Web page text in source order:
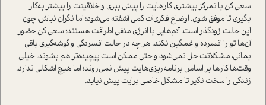
سعی کن با تمرکز بیشتری کارهایت را پیش ببری و خلاقیتت را بیشتر به‌کار
بگیری تا موفق شوی. اوضاع فکری‌ات کمی آشفته می‌شود؛ اما نگران نباش، چون
این حالت زود‌گذر است. آدم‌هایی با انرژی منفی اطرافت هستند؛ سعی کن حضور
آن‌ها تو را افسرده و غمگین نکند. هر چه در حالت افسردگی و گوشه‌گیری باقی
بمانی، مشکلاتت حل نمی‌شود و حتی ممکن است پیچیده‌تر هم بشوند. خیلی
وقت‌ها کارها بر اساس برنامه‌‌ریزی‌هایت پیش نمی‌روند‌؛ اما هیچ اشکالی ندارد.
زندگی را سخت نگیر تا مشکل خاصی برایت پیش نیاید.